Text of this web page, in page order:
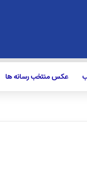
عکس منتخب رسانه ها